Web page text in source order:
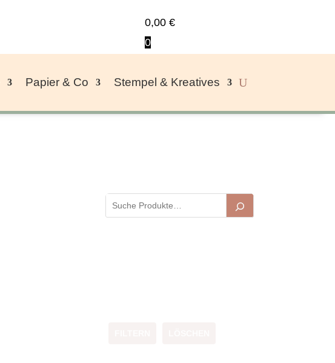
0,00€
0
Papier & Co Stempel & Kreatives